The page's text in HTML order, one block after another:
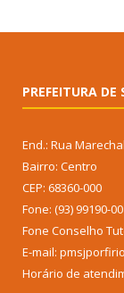
PREFEITURA DE
End.: Rua
Bairro: Centro
CEP: 68360-000
Fone: (93) 99190-
Fone Conselho
E-mail:
Horário de